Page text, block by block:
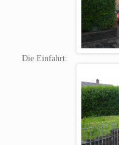
Die Einfahrt: